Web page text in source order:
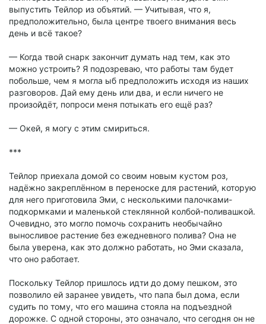
выпустить Тейлор из объятий. — Учитывая, что я,
предположительно, была центре твоего внимания весь
день и всё такое?
— Когда твой снарк закончит думать над тем, как это
можно устроить? Я подозреваю, что работы там будет
побольше, чем я могла ыб предположить исходя из наших
разговоров. Дай ему день или два, и если ничего не
произойдёт, попроси меня потыкать его ещё раз?
— Окей, я могу с этим смириться.
***
Тейлор приехала домой со своим новым кустом роз,
надёжно закреплённом в переноске для растений, которую
для него приготовила Эми, с несколькими палочками-
подкормками и маленькой стеклянной колбой-поливашкой.
Очевидно, это могло помочь сохранить необычайно
выносливое растение без ежедневного полива? Она не
была уверена, как это должно работать, но Эми сказала,
что оно работает.
Поскольку Тейлор пришлось идти до дому пешком, это
позволило ей заранее увидеть, что папа был дома, если
судить по тому, что его машина стояла на подъездной
дорожке. С одной стороны, это означало, что сегодня он не